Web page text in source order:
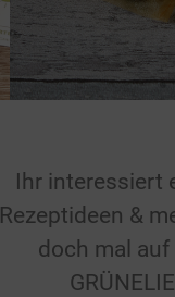
&
Ihr interessiert
Rezeptideen &
doch mal